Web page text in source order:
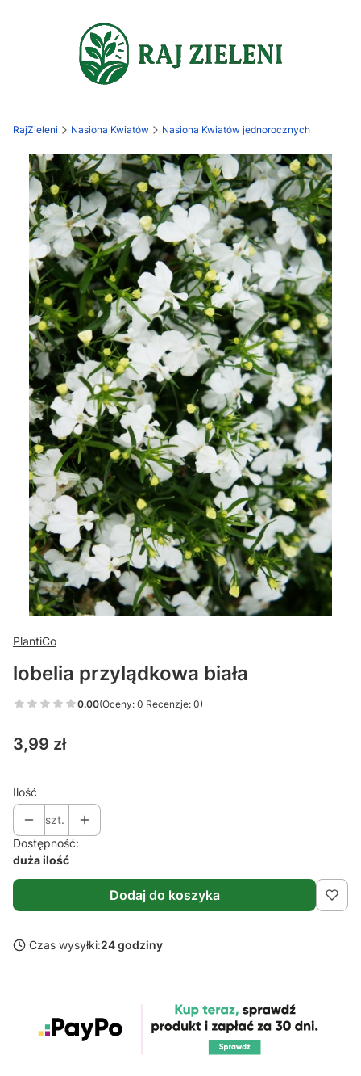
RajZieleni Nasiona Kwiatów Nasiona Kwiatów jednorocznych
PlantiCo
lobelia przylądkowa biała
0.00(Oceny: 0 Recenzje: 0)
Cena
3,99 zł
Ilość
szt.
Dostępność:
duża ilość
Dodaj do koszyka
Czas wysyłki:24 godziny